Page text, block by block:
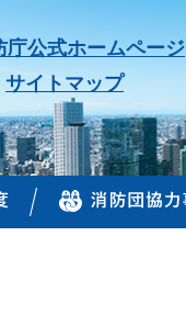
庁公式ホームページ
サイトマップ